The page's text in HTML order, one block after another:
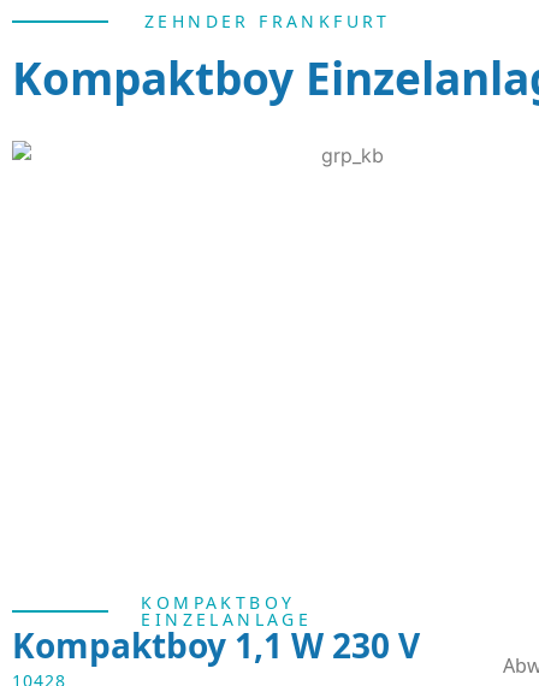
ZEHNDER FRANKFURT
Kompaktboy
KOMPAKTBOY
EINZELANLAGE
Kompaktboy 1,1 W 230 V
10428